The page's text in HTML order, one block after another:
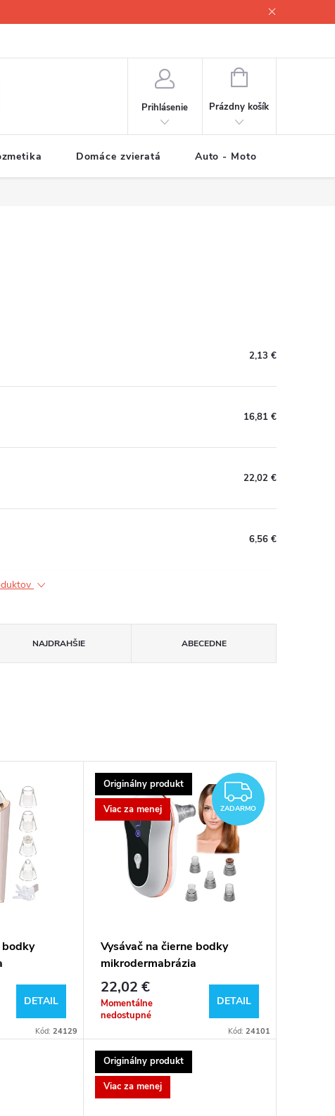
Prihlásenie
NÁKUPNÝ
Prázdny košík
Domáce zvieratá Auto - Moto
2,13 €
16,81 €
22,02 €
6,56 €
NAJDRAHŠIE ABECEDNE
bodky
DETAIL
Kód: 24129
Originálny produkt
Viac za menej
ZADARMO
Vysávač na čierne bodky
mikrodermabrázia
22,02 €
Momentálne
nedostupné
DETAIL
Kód: 24101
Originálny produkt
Viac za menej